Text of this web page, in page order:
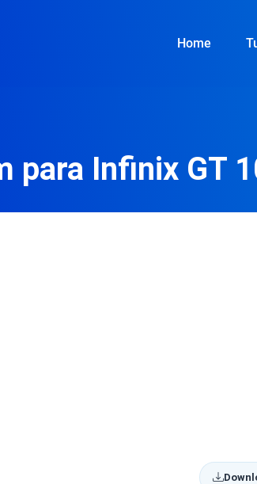
Home
para Infinix GT